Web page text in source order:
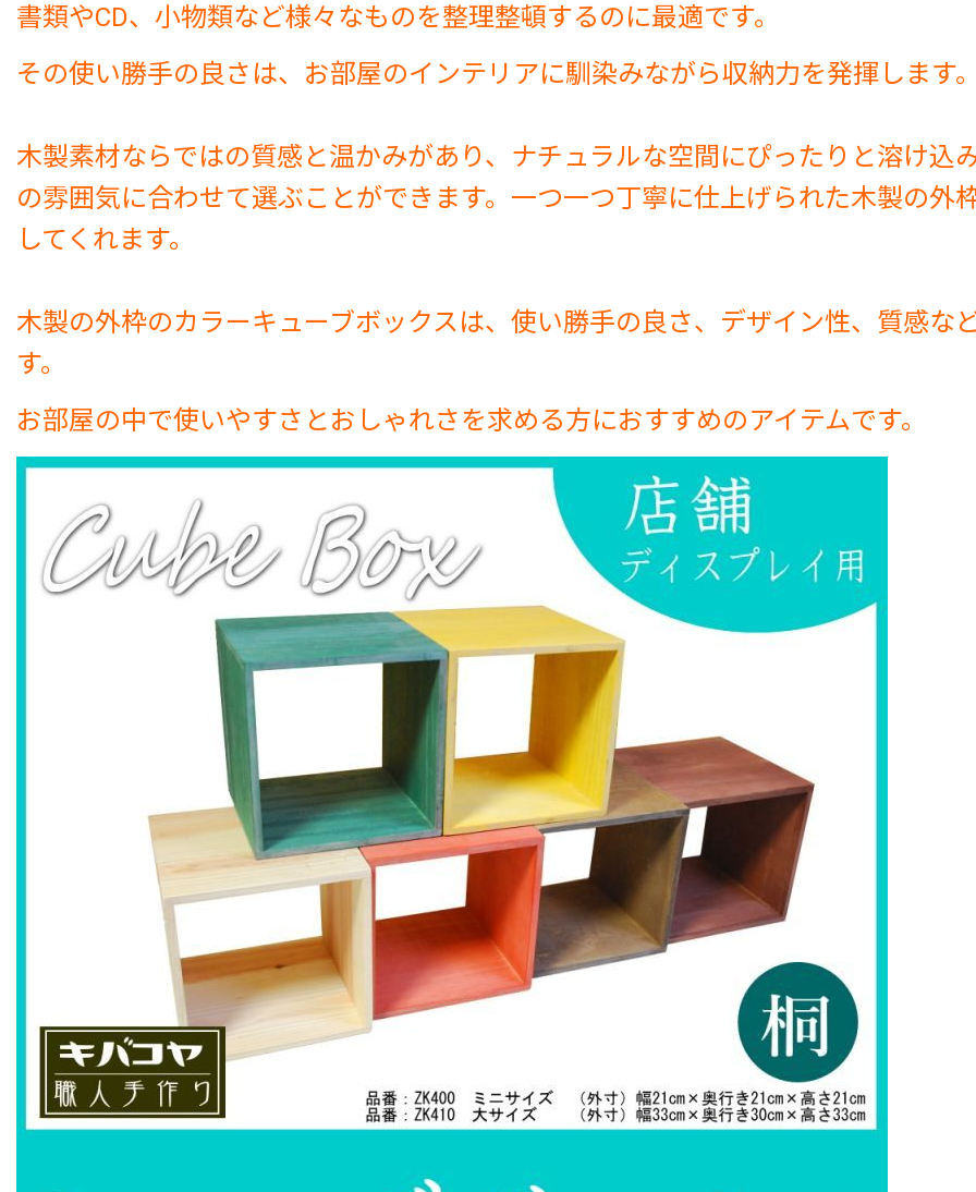
書類やCD、小物類など様々なものを整理整頓するのに最適です。
その使い勝手の良さは、お部屋のインテリアに馴染みながら収納力を発揮します
木製素材ならではの質感と温かみがあり、ナチュラルな空間にぴったりと溶け込
の雰囲気に合わせて選ぶことができます。一つ一つ丁寧に仕上げられた木製の外
してくれます。
木製の外枠のカラーキューブボックスは、使い勝手の良さ、デザイン性、質感な
す。
お部屋の中で使いやすさとおしゃれさを求める方におすすめのアイテムです。